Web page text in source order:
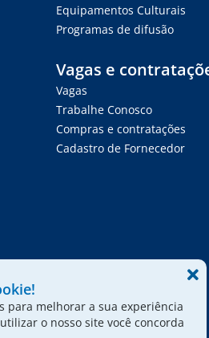
Equipamentos Culturais
Programas de difusão
Vagas e
Vagas
Trabalhe Conosco
Compras e contratações
Cadastro de Fornecedor
para melhorar a sua experiência
o nosso site você concorda